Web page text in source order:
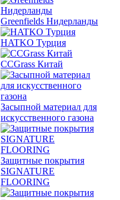
Greenfields Нидерланды
HATKO Турция
CCGrass Китай
Засыпной материал для
искусственного газона
Защитные покрытия
SIGNATURE
FLOORING